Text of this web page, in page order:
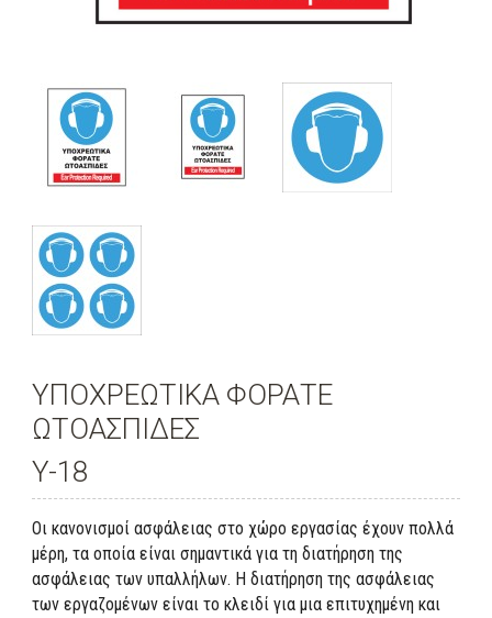
ΥΠΟΧΡΕΩΤΙΚΑ ΦΟΡΑΤΕ
ΩΤΟΑΣΠΙΔΕΣ
Y-18
Οι κανονισμοί ασφάλειας στο χώρο εργασίας έχουν πολλά
μέρη, τα οποία είναι σημαντικά για τη διατήρηση της
ασφάλειας των υπαλλήλων. Η διατήρηση της ασφάλειας
των εργαζομένων είναι το κλειδί για μια επιτυχημένη και